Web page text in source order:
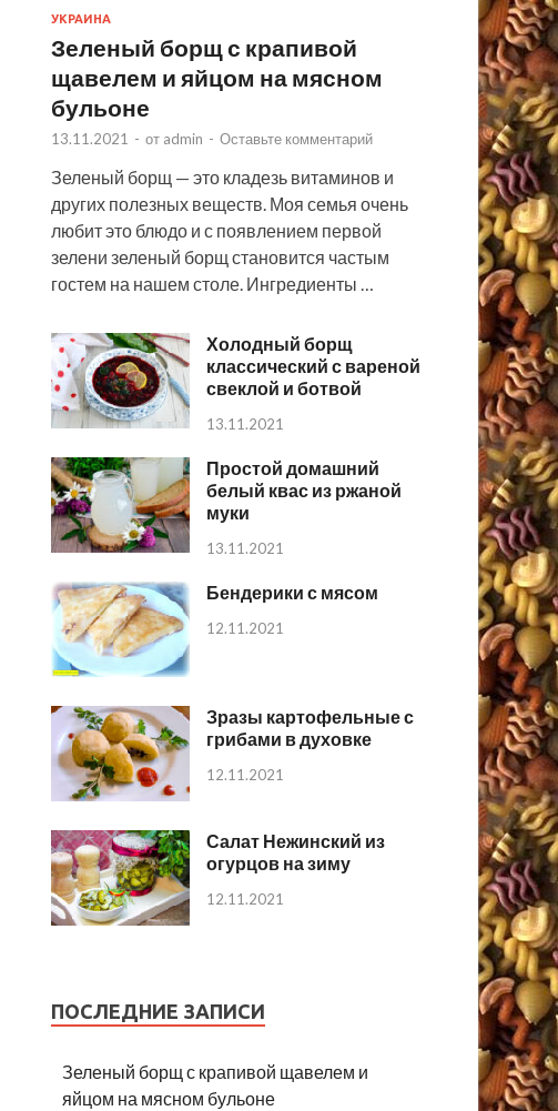
УКРАИНА
Зеленый борщ с крапивой
щавелем и яйцом на мясном
бульоне
13.11.2021 - от admin - Оставьте комментарий
Зеленый борщ — это кладезь витаминов и
других полезных веществ. Моя семья очень
любит это блюдо и с появлением первой
зелени зеленый борщ становится частым
гостем на нашем столе. Ингредиенты …
Холодный борщ
классический с вареной
свеклой и ботвой
13.11.2021
Простой домашний
белый квас из ржаной
муки
13.11.2021
Бендерики с мясом
12.11.2021
Зразы картофельные с
грибами в духовке
12.11.2021
Салат Нежинский из
огурцов на зиму
12.11.2021
ПОСЛЕДНИЕ ЗАПИСИ
Зеленый борщ с крапивой щавелем и
яйцом на мясном бульоне